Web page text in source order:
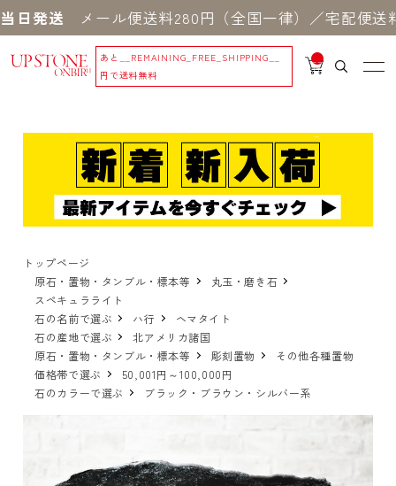
発送メール便送料280円（全国一律）／宅配便送
あと
__REMAINING_FREE_SHIPPING__
円で送料無料
__
IT
_
トップページ
原石・置物・タンブル・標本等
丸玉・磨き石
スペキュラライト
石の名前で選ぶ
ハ行
ヘマタイト
石の産地で選ぶ
北アメリカ諸国
原石・置物・タンブル・標本等
彫刻置物
その他各種置物
価格帯で選ぶ
50,001円～100,000円
石のカラーで選ぶ
ブラック・ブラウン・シルバー系